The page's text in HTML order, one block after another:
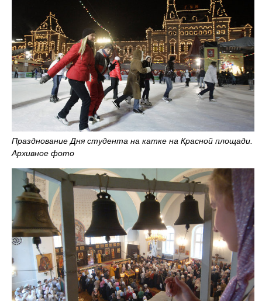
Празднование Дня студента на катке на Красной площади.
Архивное фото